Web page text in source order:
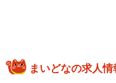
１５０円から食べられる
人気のひとつで、「安い
まいどなの求人情